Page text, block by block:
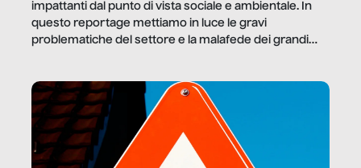
impattanti dal punto di vista sociale e ambientale. In
questo reportage mettiamo in luce le gravi
problematiche del settore e la malafede dei grandi